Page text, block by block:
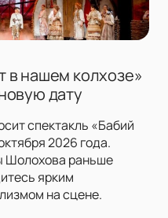
в нашем колхозе»
дату
спектакль «Бабий
2026 года.
Шолохова раньше
ярким
на сцене.